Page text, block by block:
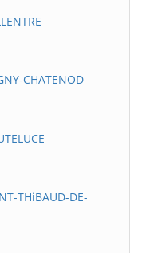
CHATENOD
THiBAUD-DE-